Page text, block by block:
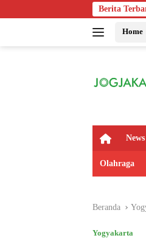
ke
Berita
Home
H
m
News
Olahraga
Beranda
Yogyakarta